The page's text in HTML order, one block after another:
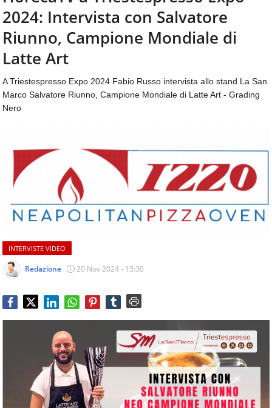
aggiornamenti
quotidiani
su
temi
come
ristorazione,
food
&
articoli
quotidiani
sul
dell'alimentazione,
dei
fuoricasa,
del
Food
e
tutte
comparto
Horeca.
CONTATTI
2024: Intervista con Salvatore
Riunno, Campione Mondiale di
Latte Art
A Triestespresso Expo 2024 Fabio Russo intervista allo stand La San
Marco Salvatore Riunno, Campione Mondiale di Latte Art - Grading
Nero
INTERVISTE VIDEO
Redazione 20 Nov 2024 - 13:30